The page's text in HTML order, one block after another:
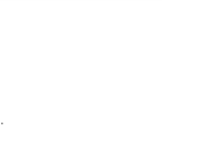
.